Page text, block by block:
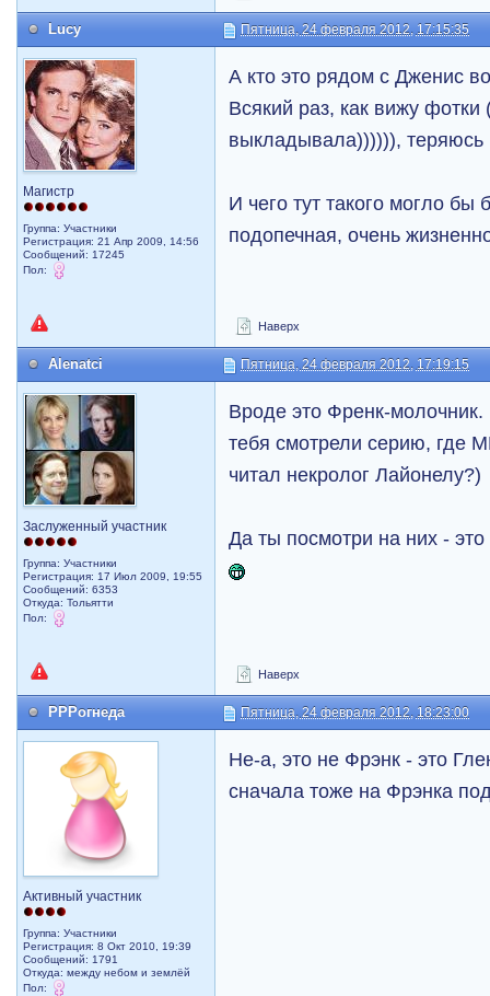
Lucy Пятница, 24 февраля 2012, 17:15:35
Магистр
Группа: Участники
Регистрация: 21 Апр 2009, 14:56
Сообщений: 17245
Пол:
А кто это рядом с Дженис
Всякий раз, как вижу фотки
выкладывала)))))), теряюсь
И чего тут такого могло
подопечная, очень
Наверх
Alenatci Пятница, 24 февраля 2012, 17:19:15
Заслуженный участник
Группа: Участники
Регистрация: 17 Июл 2009, 19:55
Сообщений: 6353
Откуда: Тольятти
Пол:
Вроде это Френк-
тебя смотрели серию, где
читал некролог Лайонелу?)
Да ты посмотри на них -
Наверх
РРРогнеда Пятница, 24 февраля 2012, 18:23:00
Активный участник
Группа: Участники
Регистрация: 8 Окт 2010, 19:39
Сообщений: 1791
Откуда: между небом и землёй
Пол:
Не-а, это не Фрэнк - это
сначала тоже на Фрэнка